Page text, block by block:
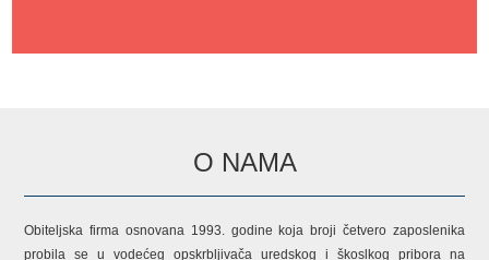
O NAMA
Obiteljska firma osnovana 1993. godine koja broji četvero zaposlenika
probila se u vodećeg opskrbljivača uredskog i škoslkog pribora na